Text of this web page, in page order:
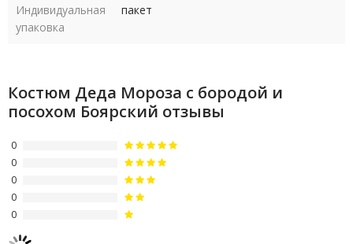
Индивидуальная
упаковка
пакет
Костюм Деда Мороза с бородой и
посохом Боярский отзывы
0
0
0
0
0